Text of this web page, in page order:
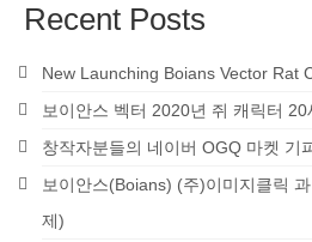
Recent Posts
New Launching Boians Vector Rat
보이안스 벡터 2020년 쥐 캐릭터
창작자분들의 네이버 OGQ 마켓 기
보이안스(Boians) (주)이미지클릭
제)